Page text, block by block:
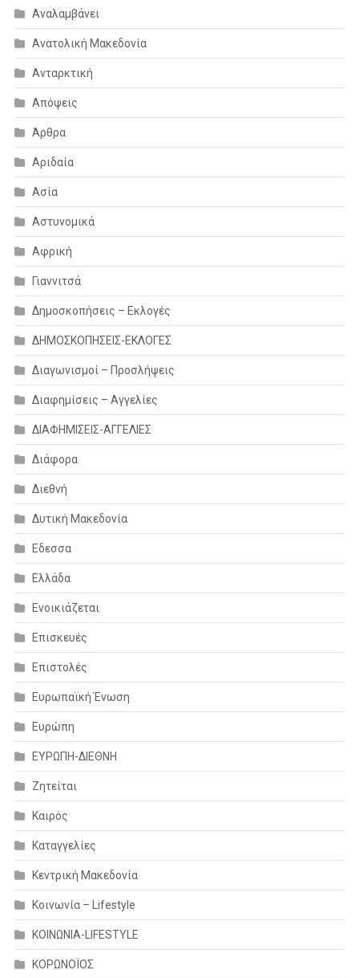
Αναλαμβάνει
Ανατολική Μακεδονία
Ανταρκτική
Απόψεις
Άρθρα
Αριδαία
Ασία
Αστυνομικά
Αφρική
Γιαννιτσά
Δημοσκοπήσεις – Εκλογές
ΔΗΜΟΣΚΟΠΗΣΕΙΣ-ΕΚΛΟΓΕΣ
Διαγωνισμοί – Προσλήψεις
Διαφημίσεις – Αγγελίες
ΔΙΑΦΗΜΙΣΕΙΣ-ΑΓΓΕΛΙΕΣ
Διάφορα
Διεθνή
Δυτική Μακεδονία
Εδεσσα
Ελλάδα
Ενοικιάζεται
Επισκευές
Επιστολές
Ευρωπαϊκή Ένωση
Ευρώπη
ΕΥΡΩΠΗ-ΔΙΕΘΝΗ
Ζητείται
Καιρός
Καταγγελίες
Κεντρική Μακεδονία
Κοινωνία – Lifestyle
ΚΟΙΝΩΝΙΑ-LIFESTYLE
ΚΟΡΩΝΟΪΟΣ